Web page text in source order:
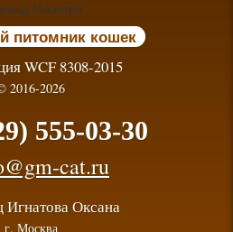
питомник кошек
WCF 8308-2015
2016-2026
555-03-30
cat.ru
Игнатова Оксана
г. Москва